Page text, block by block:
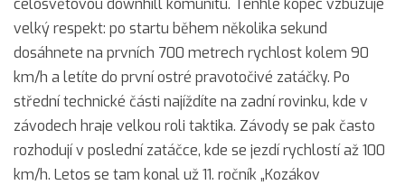
celosvětovou downhill komunitu. Tenhle kopec vzbuzuje
velký respekt: po startu během několika sekund
dosáhnete na prvních 700 metrech rychlost kolem 90
km/h a letíte do první ostré pravotočivé zatáčky. Po
střední technické části najíždíte na zadní rovinku, kde v
závodech hraje velkou roli taktika. Závody se pak často
rozhodují v poslední zatáčce, kde se jezdí rychlostí až 100
km/h. Letos se tam konal už 11. ročník „Kozákov